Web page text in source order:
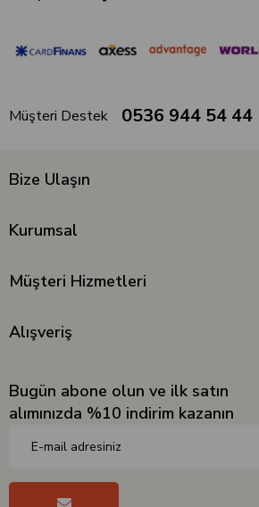
Müşteri Destek 0536 944 54 44
Bize Ulaşın
Kurumsal
Müşteri Hizmetleri
Alışveriş
Bugün abone olun ve ilk satın
alımınızda %10 indirim kazanın